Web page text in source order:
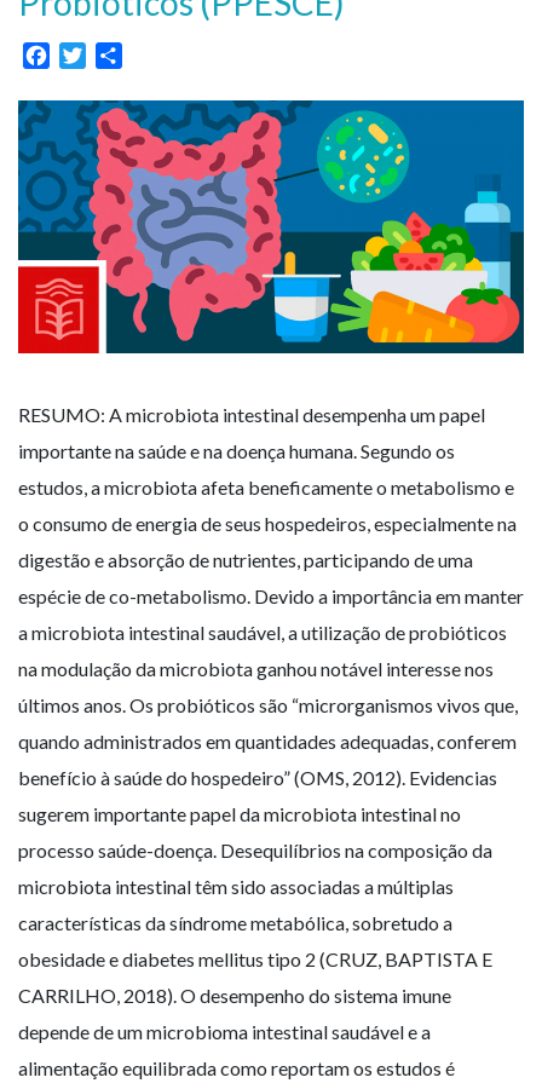
Facebook
Twitter
RESUMO: A microbiota intestinal desempenha um papel
importante na saúde e na doença humana. Segundo os
estudos, a microbiota afeta beneficamente o metabolismo e
o consumo de energia de seus hospedeiros, especialmente na
digestão e absorção de nutrientes, participando de uma
espécie de co-metabolismo. Devido a importância em manter
a microbiota intestinal saudável, a utilização de probióticos
na modulação da microbiota ganhou notável interesse nos
últimos anos. Os probióticos são “microrganismos vivos que,
quando administrados em quantidades adequadas, conferem
benefício à saúde do hospedeiro” (OMS, 2012). Evidencias
sugerem importante papel da microbiota intestinal no
processo saúde-doença. Desequilíbrios na composição da
microbiota intestinal têm sido associadas a múltiplas
características da síndrome metabólica, sobretudo a
obesidade e diabetes mellitus tipo 2 (CRUZ, BAPTISTA E
CARRILHO, 2018). O desempenho do sistema imune
depende de um microbioma intestinal saudável e a
alimentação equilibrada como reportam os estudos é